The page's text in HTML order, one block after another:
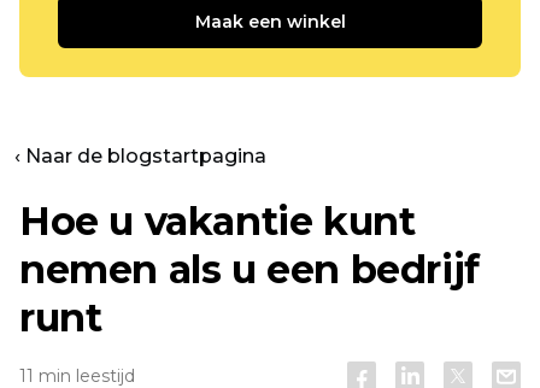
Maak een winkel
‹ Naar de blogstartpagina
Hoe u vakantie kunt
nemen als u een bedrijf
runt
11 min leestijd